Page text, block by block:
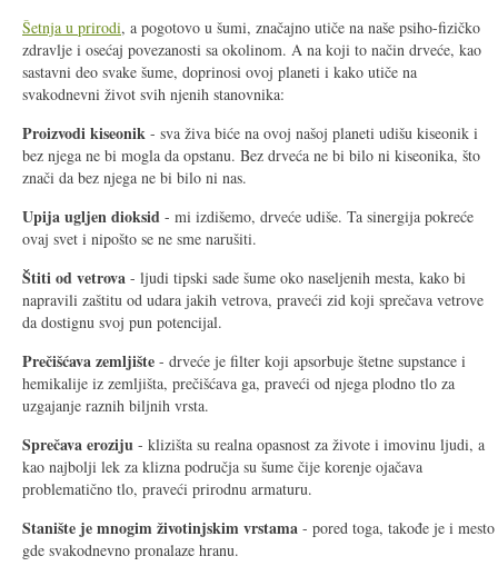
Šetnja u prirodi, a pogotovo u šumi, značajno utiče na naše psiho-fizičko
zdravlje i osećaj povezanosti sa okolinom. A na koji to način drveće, kao
sastavni deo svake šume, doprinosi ovoj planeti i kako utiče na
svakodnevni život svih njenih stanovnika:
Proizvodi kiseonik - sva živa biće na ovoj našoj planeti udišu kiseonik i
bez njega ne bi mogla da opstanu. Bez drveća ne bi bilo ni kiseonika, što
znači da bez njega ne bi bilo ni nas.
Upija ugljen dioksid - mi izdišemo, drveće udiše. Ta sinergija pokreće
ovaj svet i nipošto se ne sme narušiti.
Štiti od vetrova - ljudi tipski sade šume oko naseljenih mesta, kako bi
napravili zaštitu od udara jakih vetrova, praveći zid koji sprečava vetrove
da dostignu svoj pun potencijal.
Prečišćava zemljište - drveće je filter koji apsorbuje štetne supstance i
hemikalije iz zemljišta, prečišćava ga, praveći od njega plodno tlo za
uzgajanje raznih biljnih vrsta.
Sprečava eroziju - klizišta su realna opasnost za živote i imovinu ljudi, a
kao najbolji lek za klizna područja su šume čije korenje ojačava
problematično tlo, praveći prirodnu armaturu.
Stanište je mnogim životinjskim vrstama - pored toga, takođe je i mesto
gde svakodnevno pronalaze hranu.